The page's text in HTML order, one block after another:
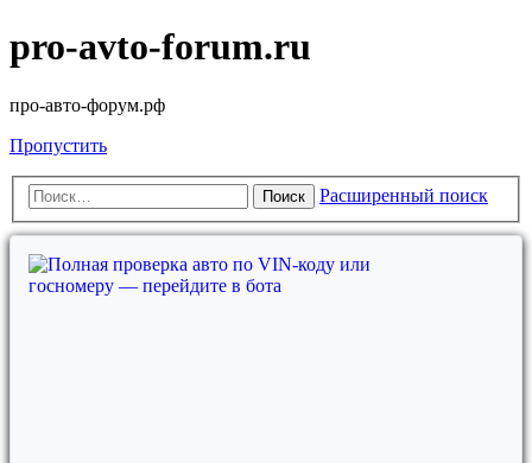
pro-avto-forum.ru
про-авто-форум.рф
Пропустить
Поиск Расширенный поиск